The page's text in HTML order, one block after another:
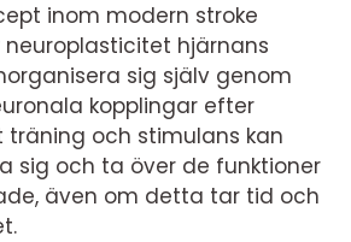
inom modern stroke
hjärnans
sig själv genom
kopplingar efter
träning och stimulans kan
sig och ta över de funktioner
även om detta tar tid och